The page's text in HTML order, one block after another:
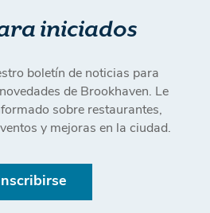
iniciados
boletín de noticias para
de Brookhaven. Le
sobre restaurantes,
y mejoras en la ciudad.
Inscribirse